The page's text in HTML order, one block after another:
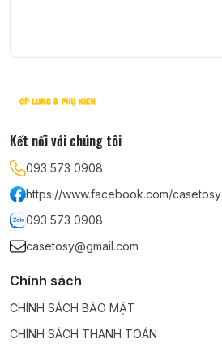
Kết nối với chúng tôi
093 573 0908
https://www.facebook.com/casetosy
093 573 0908
casetosy@gmail.com
Chính sách
CHÍNH SÁCH BẢO MẬT
CHÍNH SÁCH THANH TOÁN